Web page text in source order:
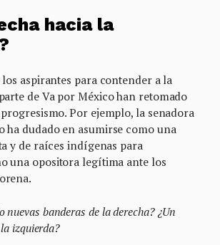
hacia la
aspirantes para contender a la
de Va por México han retomado
Por ejemplo, la senadora
ha dudado en asumirse como una
y de raíces indígenas para
una opositora legítima ante los
nuevas banderas de la derecha? ¿Un
izquierda?